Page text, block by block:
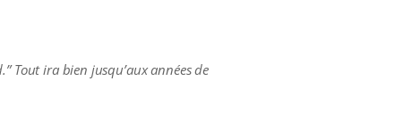
Tout ira bien jusqu’aux années de